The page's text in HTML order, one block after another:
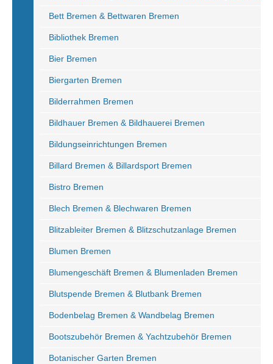
Bett Bremen & Bettwaren Bremen
Bibliothek Bremen
Bier Bremen
Biergarten Bremen
Bilderrahmen Bremen
Bildhauer Bremen & Bildhauerei Bremen
Bildungseinrichtungen Bremen
Billard Bremen & Billardsport Bremen
Bistro Bremen
Blech Bremen & Blechwaren Bremen
Blitzableiter Bremen & Blitzschutzanlage Bremen
Blumen Bremen
Blumengeschäft Bremen & Blumenladen Bremen
Blutspende Bremen & Blutbank Bremen
Bodenbelag Bremen & Wandbelag Bremen
Bootszubehör Bremen & Yachtzubehör Bremen
Botanischer Garten Bremen